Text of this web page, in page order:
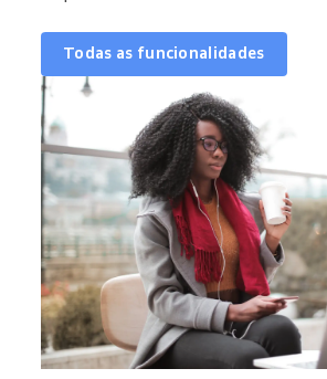
Todas as funcionalidades